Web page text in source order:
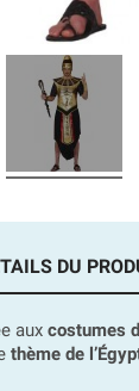
DU
aux costumes
thème de